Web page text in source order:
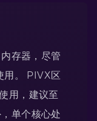
存器，尽管
用。 PIVX区
用，建议至
单个核心处